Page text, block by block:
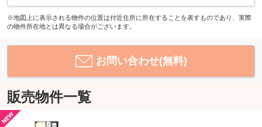
※地図上に表示される物件の位置は付近住所に所在することを表すものであり、実際
の物件所在地とは異なる場合がございます。
お問い合わせ(無料)
販売物件一覧